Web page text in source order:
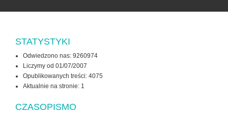
STATYSTYKI
Odwiedzono nas: 9260974
Liczymy od 01/07/2007
Opublikowanych treści: 4075
Aktualnie na stronie: 1
CZASOPISMO